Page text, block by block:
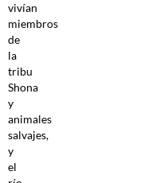
vivían
miembros
de
la
tribu
Shona
y
animales
salvajes,
y
el